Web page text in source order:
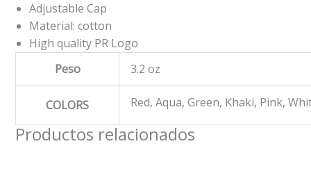
Adjustable Cap
Material: cotton
High quality PR Logo
Peso
3.2 oz
COLORS Red, Aqua, Green, Khaki, Pink,
Productos relacionados